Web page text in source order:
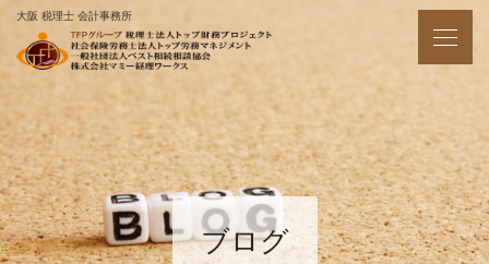
大阪 税理士 会計事務所
ブログ